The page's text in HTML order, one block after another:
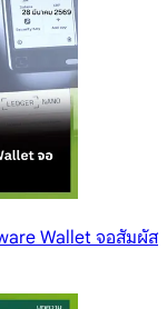
Wallet จอสัมผัส